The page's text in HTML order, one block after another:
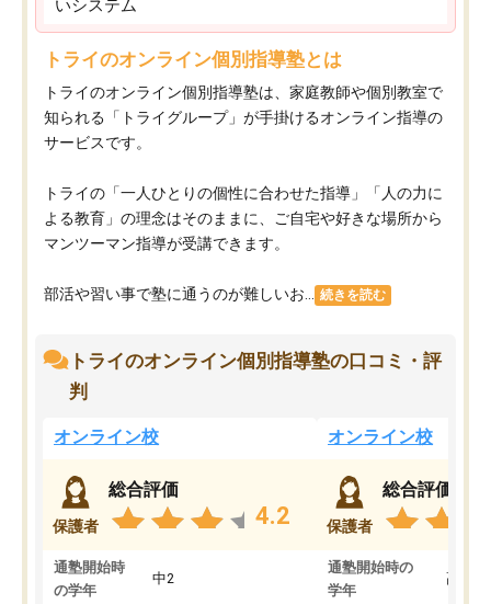
いシステム
トライのオンライン個別指導塾とは
トライのオンライン個別指導塾は、家庭教師や個別教室で
知られる「トライグループ」が手掛けるオンライン指導の
サービスです。
トライの「一人ひとりの個性に合わせた指導」「人の力に
よる教育」の理念はそのままに、ご自宅や好きな場所から
マンツーマン指導が受講できます。
部活や習い事で塾に通うのが難しいお... 続きを読む
トライのオンライン個別指導塾の口コミ・評
判
オンライン校
保護者
総合評価
4.2
通塾開始時
の学年
中2
オンライン校
保護者
総合評価
通塾開始時の
学年
高3